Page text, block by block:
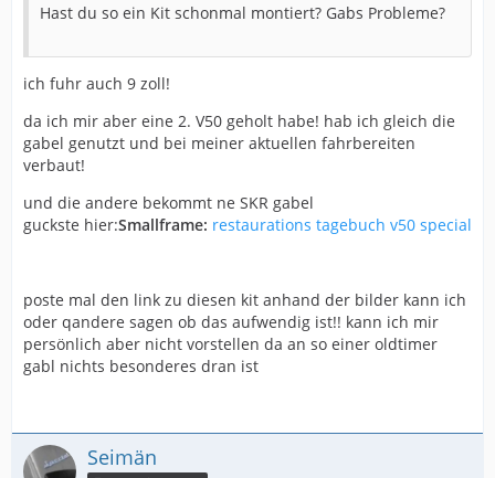
Hast du so ein Kit schonmal montiert? Gabs Probleme?
ich fuhr auch 9 zoll!
da ich mir aber eine 2. V50 geholt habe! hab ich gleich die
gabel genutzt und bei meiner aktuellen fahrbereiten
verbaut!
und die andere bekommt ne SKR gabel
guckste hier:Smallframe: restaurations tagebuch v50 special
poste mal den link zu diesen kit anhand der bilder kann ich
oder qandere sagen ob das aufwendig ist!! kann ich mir
persönlich aber nicht vorstellen da an so einer oldtimer
gabl nichts besonderes dran ist
Seimän